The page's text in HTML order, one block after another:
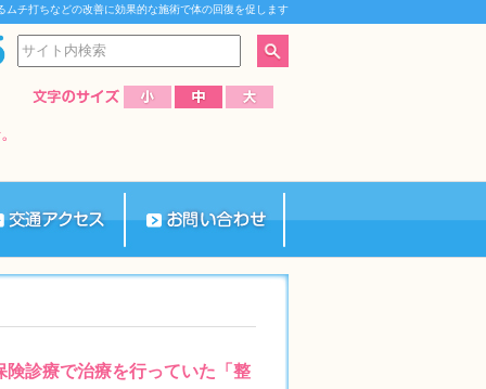
チ打ちなどの改善に効果的な施術で体の回復を促します
診療で治療を行っていた「整